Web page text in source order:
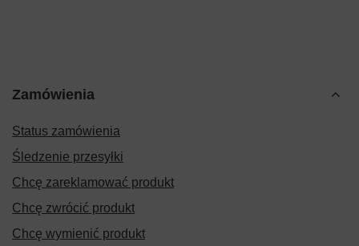
Zamówienia
Status zamówienia
Śledzenie przesyłki
Chcę zareklamować produkt
Chcę zwrócić produkt
Chcę wymienić produkt